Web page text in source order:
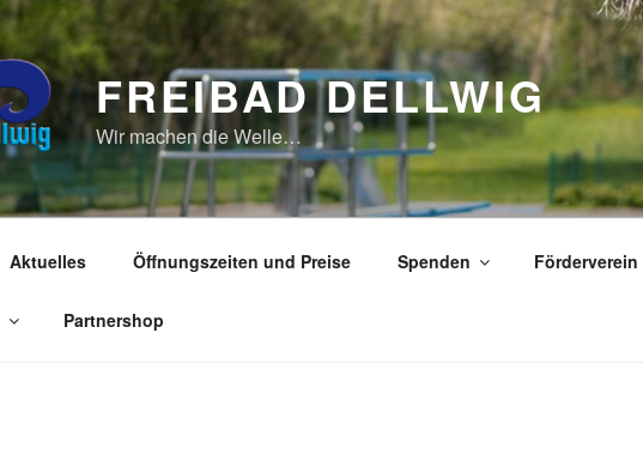
FREIBAD DELLWIG
Wir machen die Welle…
Aktuelles Öffnungszeiten und Preise Spenden Förderverein
Partnershop